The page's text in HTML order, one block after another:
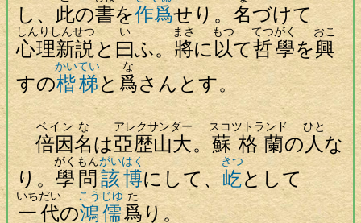
し、此の書を作爲せり。名づけて
心理新説
しんりしんせつ
と曰
い
ふ。將
まさ
に 以
もつ
て哲學
てつがく
を興
おこ
すの楷梯
かいてい
と爲
な
さんとす。
倍因
ベイン
名
な
は亞歴山大
アレクサンダー
。 蘇格蘭
スコツトランド
の人
ひと
な
り。 學問
がくもん
該博
がいはく
にして、屹
きつ
として
一代
いちだい
の鴻儒
こうじゆ
爲
た
り。